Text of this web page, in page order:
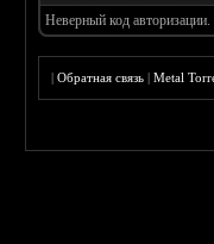
Неверный код
|Обратная связь |Metal